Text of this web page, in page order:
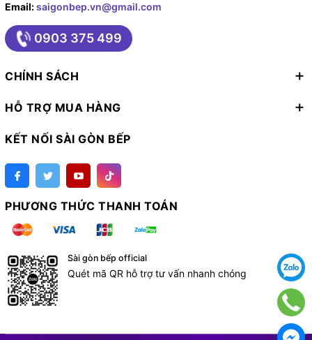
Email:saigonbep.vn@gmail.com
0903 375 499
CHÍNH SÁCH
HỖ TRỢ MUA HÀNG
KẾT NỐI SÀI GÒN BẾP
PHƯƠNG THỨC THANH TOÁN
Sài gòn bếp official
Quét mã QR hỗ trợ tư vấn nhanh chóng